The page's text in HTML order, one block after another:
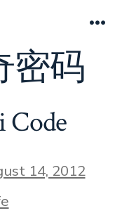
密码
Code
14, 2012